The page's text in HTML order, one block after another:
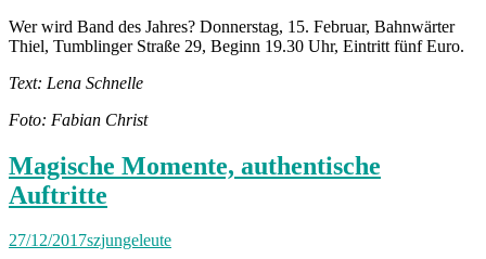
Wer wird Band des Jahres? Donnerstag, 15. Februar, Bahnwärter
Thiel, Tumblinger Straße 29, Beginn 19.30 Uhr, Eintritt fünf Euro.
Text: Lena Schnelle
Foto: Fabian Christ
Magische Momente, authentische
Auftritte
27/12/2017szjungeleute